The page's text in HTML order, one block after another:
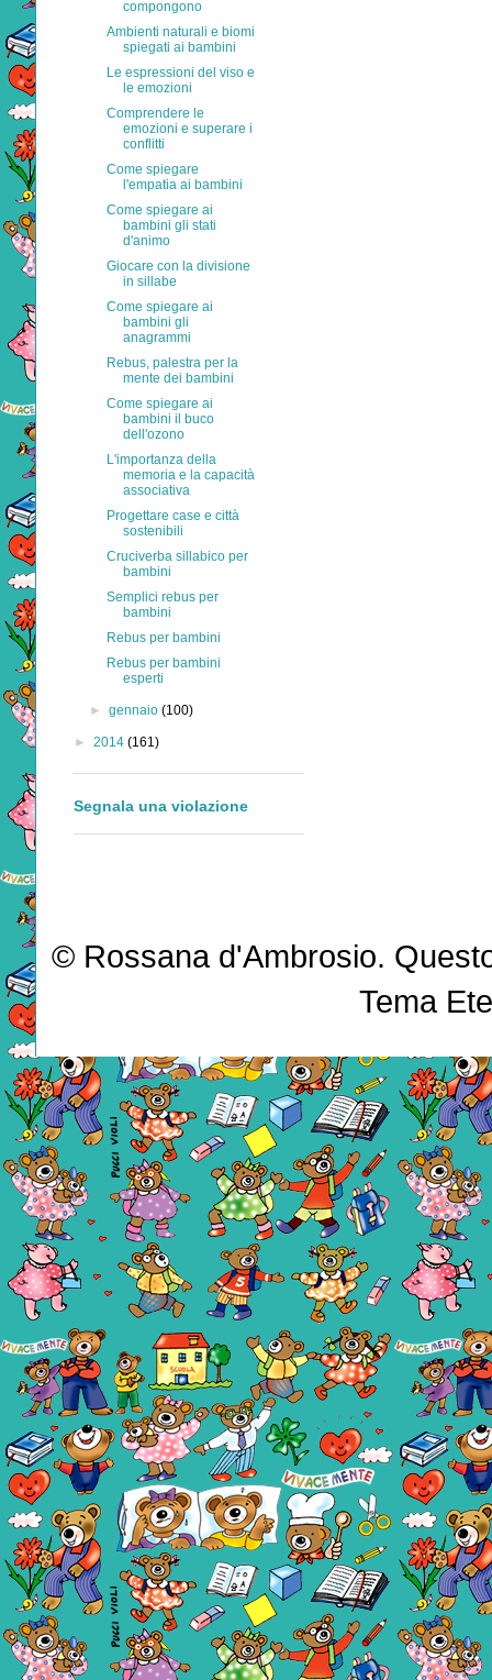
compongono
Ambienti naturali e biomi
spiegati ai bambini
Le espressioni del viso e
le emozioni
Comprendere le
emozioni e superare i
conflitti
Come spiegare
l'empatia ai bambini
Come spiegare ai
bambini gli stati
d'animo
Giocare con la divisione
in sillabe
Come spiegare ai
bambini gli
anagrammi
Rebus, palestra per la
mente dei bambini
Come spiegare ai
bambini il buco
dell'ozono
L'importanza della
memoria e la capacità
associativa
Progettare case e città
sostenibili
Cruciverba sillabico per
bambini
Semplici rebus per
bambini
Rebus per bambini
Rebus per bambini
esperti
►gennaio(100)
► 2014 (161)
Segnala una violazione
© Rossana d'Ambrosio.
Tema